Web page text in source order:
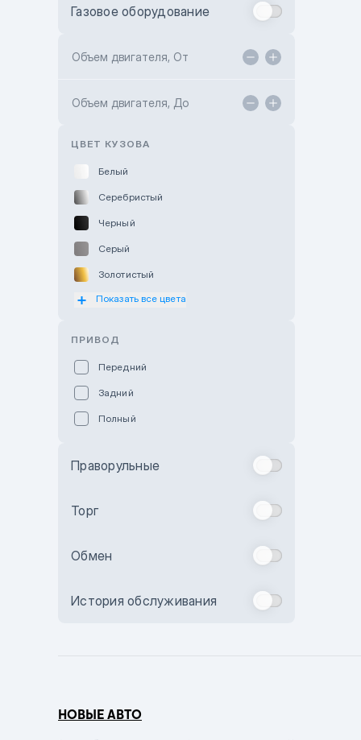
Toyota Kokshetau
Hyundai ShymCity
Газовое оборудование
Объем двигателя, От
Объем двигателя, До
ЦВЕТ КУЗОВА
Белый
Серебристый
Черный
Серый
Золотистый
Оранжевый
Бежевый
Комбинированный
Сиреневый металлик
Показать все цвета
ПРИВОД
Передний
Задний
Полный
Праворульные
Торг
Обмен
История обслуживания
НОВЫЕ АВТО